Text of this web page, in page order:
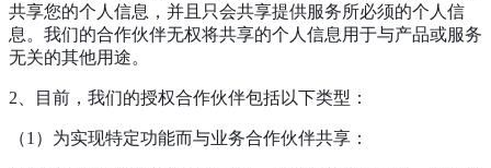
共享您的个人信息，并且只会共享提供服务所必须的个人信
息。我们的合作伙伴无权将共享的个人信息用于与产品或服务
无关的其他用途。
2、目前，我们的授权合作伙伴包括以下类型：
（1）为实现特定功能而与业务合作伙伴共享：